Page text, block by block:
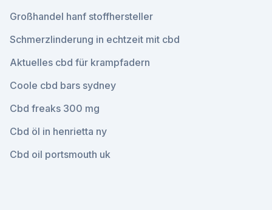
Großhandel hanf stoffhersteller
Schmerzlinderung in echtzeit mit cbd
Aktuelles cbd für krampfadern
Coole cbd bars sydney
Cbd freaks 300 mg
Cbd öl in henrietta ny
Cbd oil portsmouth uk